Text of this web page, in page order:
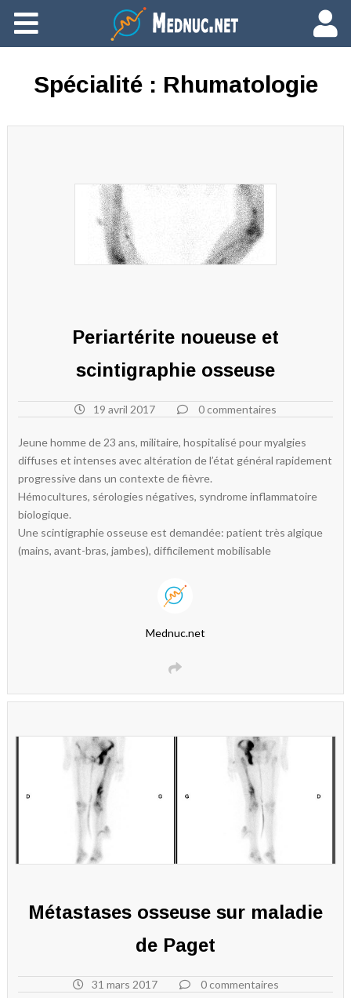
Ajouter du contenu
Spécialité : Rhumatologie
Periartérite noueuse et
scintigraphie osseuse
19 avril 2017 0 commentaires
Jeune homme de 23 ans, militaire, hospitalisé pour myalgies
diffuses et intenses avec altération de l’état général rapidement
progressive dans un contexte de fièvre.
Hémocultures, sérologies négatives, syndrome inflammatoire
biologique.
Une scintigraphie osseuse est demandée: patient très algique
(mains, avant-bras, jambes), difficilement mobilisable
Mednuc.net
Métastases osseuse sur maladie
de Paget
31 mars 2017 0 commentaires